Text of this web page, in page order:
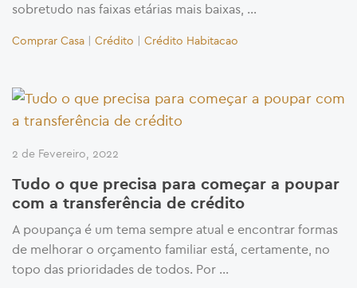
sobretudo nas faixas etárias mais baixas, …
Comprar Casa | Crédito | Crédito Habitacao
2 de Fevereiro, 2022
Tudo o que precisa para começar a poupar
com a transferência de crédito
A poupança é um tema sempre atual e encontrar formas
de melhorar o orçamento familiar está, certamente, no
topo das prioridades de todos. Por …